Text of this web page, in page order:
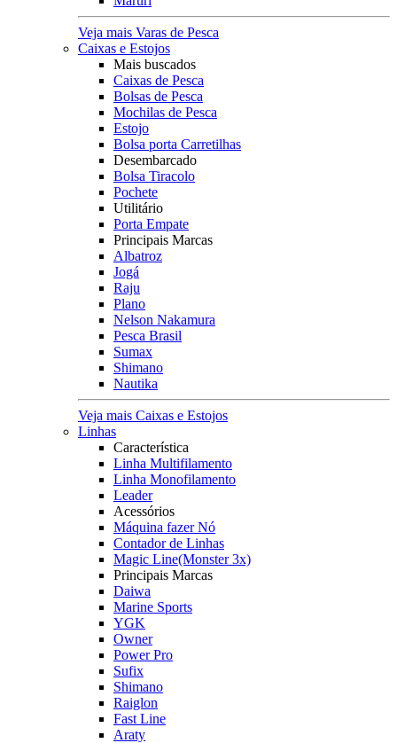
Veja mais Varas de Pesca
Caixas e Estojos
Mais buscados
Caixas de Pesca
Bolsas de Pesca
Mochilas de Pesca
Estojo
Bolsa porta Carretilhas
Desembarcado
Bolsa Tiracolo
Pochete
Utilitário
Porta Empate
Principais Marcas
Albatroz
Jogá
Raju
Plano
Nelson Nakamura
Pesca Brasil
Sumax
Shimano
Nautika
Veja mais Caixas e Estojos
Linhas
Característica
Linha Multifilamento
Linha Monofilamento
Leader
Acessórios
Máquina fazer Nó
Contador de Linhas
Magic Line(Monster 3x)
Principais Marcas
Daiwa
Marine Sports
YGK
Owner
Power Pro
Sufix
Shimano
Raiglon
Fast Line
Araty